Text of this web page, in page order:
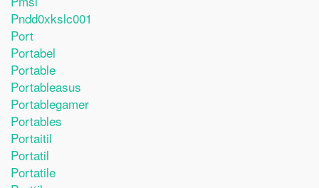
Pndd0xkslc001
Port
Portabel
Portable
Portableasus
Portablegamer
Portables
Portaitil
Portatil
Portatile